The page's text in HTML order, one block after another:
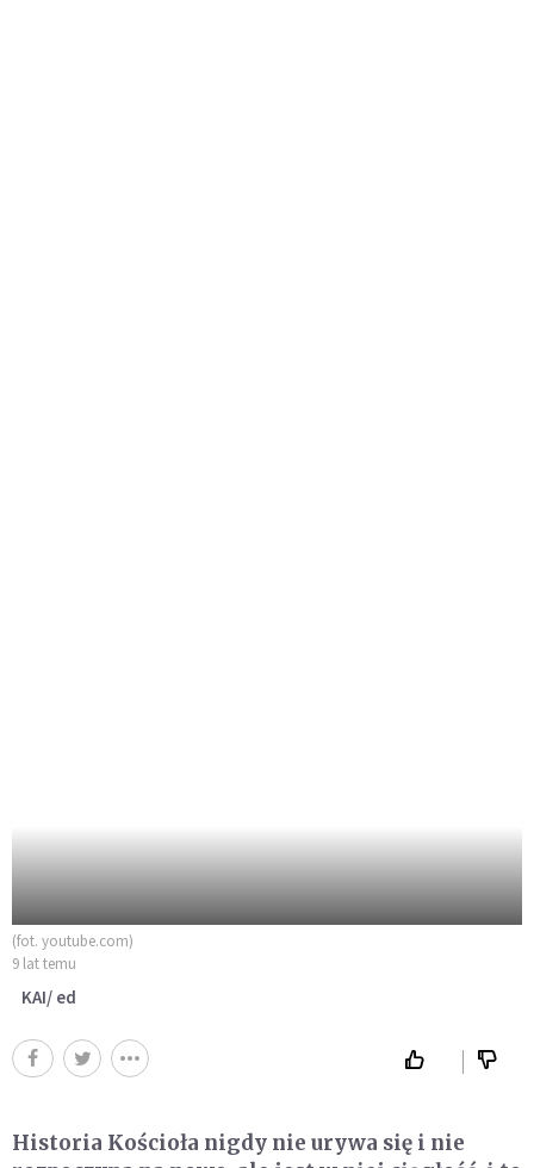
(fot. youtube.com)
9 lat temu
KAI/ ed
Historia Kościoła nigdy nie urywa się i nie